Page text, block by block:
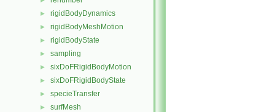
► rigidBodyDynamics
► rigidBodyMeshMotion
► rigidBodyState
► sampling
► sixDoFRigidBodyMotion
► sixDoFRigidBodyState
► specieTransfer
► surfMesh